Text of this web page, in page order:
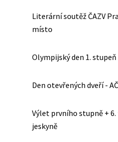
Literární soutěž ČAZV
místo
Olympijský den 1. stupeň
Den otevřených dveří -
Výlet prvního stupně +
jeskyně